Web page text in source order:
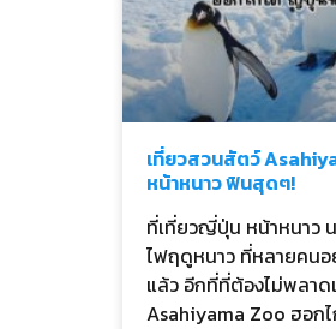
เที่ยวสวนสัตว์
หน้าหนาว ฟินสุดๆ!
ที่เที่ยวญี่ปุ่น หน้าหนาว
ไฟฤดูหนาว ที่หลายคน
แล้ว อีกที่ที่ต้องไม่พลา
Asahiyama Zoo ฮอก